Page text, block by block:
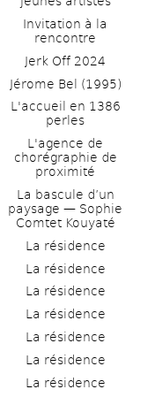
Invitation à la
rencontre
Jerk Off 2024
Jérome Bel (1995)
L'accueil en 1386
perles
L'agence de
chorégraphie de
proximité
La bascule d’un
paysage — Sophie
Comtet Kouyaté
La résidence
La résidence
La résidence
La résidence
La résidence
La résidence
La résidence